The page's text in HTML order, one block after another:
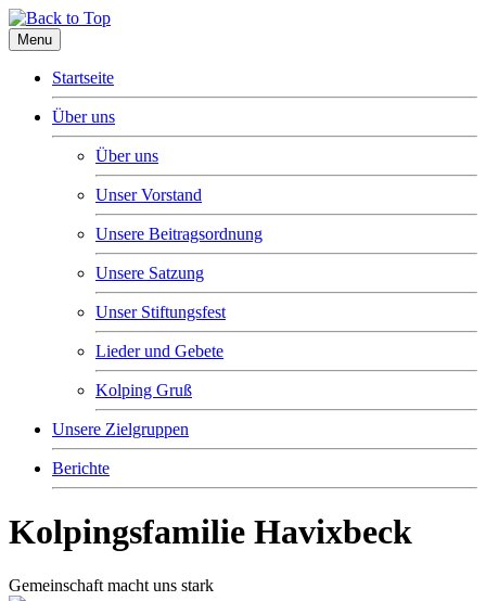
Menu
Startseite
Über uns
Über uns
Unser Vorstand
Unsere Beitragsordnung
Unsere Satzung
Unser Stiftungsfest
Lieder und Gebete
Kolping Gruß
Unsere Zielgruppen
Berichte
Kolpingsfamilie Havixbeck
Gemeinschaft macht uns stark